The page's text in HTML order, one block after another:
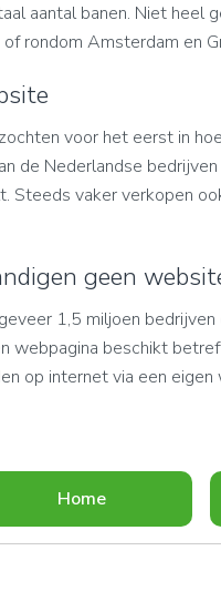
aantal banen. Niet heel
rondom Amsterdam en
voor het eerst in
de Nederlandse
Steeds vaker verkopen
geen
1,5 miljoen
webpagina beschikt
op internet via een eigen
Home